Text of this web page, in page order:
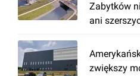
Zabytków
ani
zwiększy